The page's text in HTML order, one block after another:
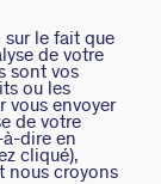
le fait que
de votre
sont vos
ou les
vous envoyer
de votre
à-dire en
cliqué),
nous croyons